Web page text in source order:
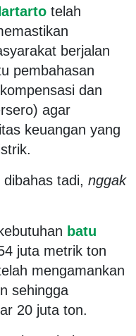
telah
berjalan
pembahasan
dan
agar
keuangan yang
tadi, nggak
batu
juta metrik ton
mengamankan
sehingga
20 juta ton.